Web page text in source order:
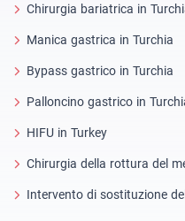
Chirurgia bariatrica in
Manica gastrica in Turchia
Bypass gastrico in Turchia
Palloncino gastrico in
HIFU in Turkey
Chirurgia della rottura del
Intervento di sostituzione